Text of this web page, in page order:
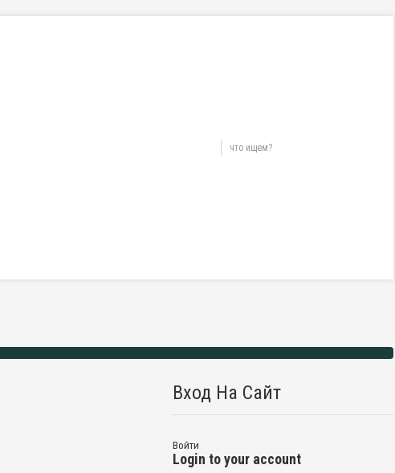
Вход На Сайт
Войти
Login to your account